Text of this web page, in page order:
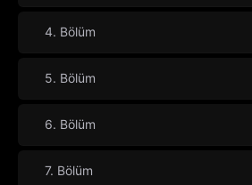
4. Bölüm
5. Bölüm
6. Bölüm
7. Bölüm